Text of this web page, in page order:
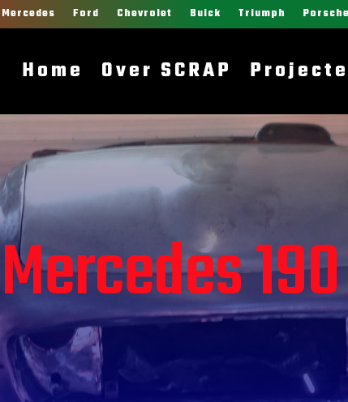
Mercedes Ford Chevrolet Buick Triumph Porsche
Home Over SCRAP
Mercedes